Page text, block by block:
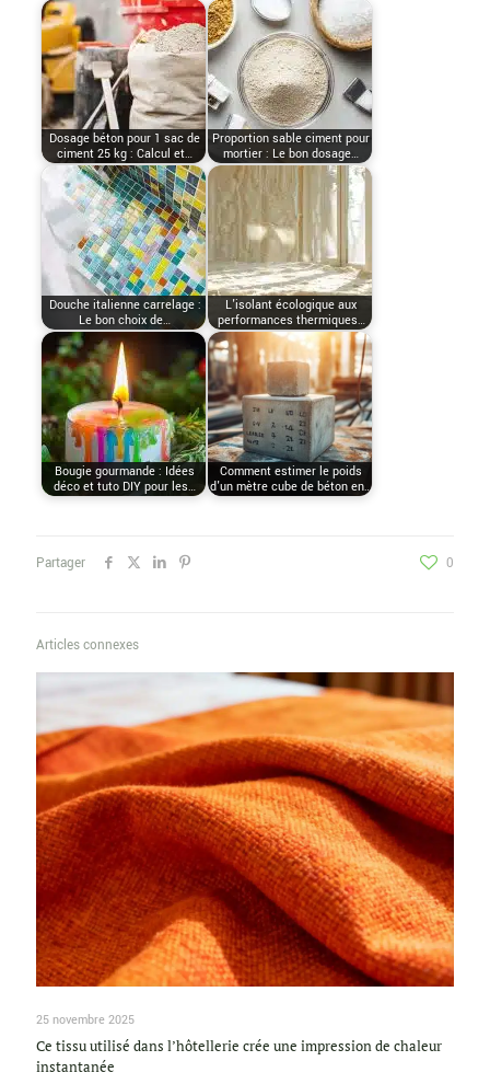
Dosage béton pour 1 sac de
ciment 25 kg : Calcul et…
Proportion sable ciment pour
mortier : Le bon dosage…
Douche italienne carrelage :
Le bon choix de…
L'isolant écologique aux
performances thermiques…
Bougie gourmande : Idées
déco et tuto DIY pour les…
Comment estimer le poids
d'un mètre cube de béton en…
Partager 0
Articles connexes
25 novembre 2025
Ce tissu utilisé dans l’hôtellerie crée une impression de chaleur
instantanée